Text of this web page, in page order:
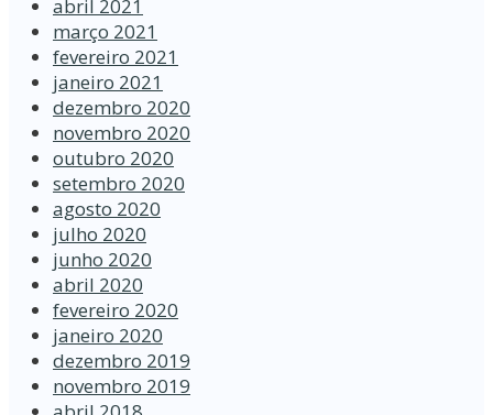
abril 2021
março 2021
fevereiro 2021
janeiro 2021
dezembro 2020
novembro 2020
outubro 2020
setembro 2020
agosto 2020
julho 2020
junho 2020
abril 2020
fevereiro 2020
janeiro 2020
dezembro 2019
novembro 2019